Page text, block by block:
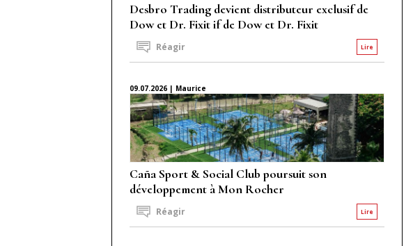
Desbro Trading devient distributeur exclusif de
Dow et Dr. Fixit if de Dow et Dr. Fixit
Lire
Réagir
09.07.2026 | Maurice
Caña Sport & Social Club poursuit son
développement à Mon Rocher
Lire
Réagir